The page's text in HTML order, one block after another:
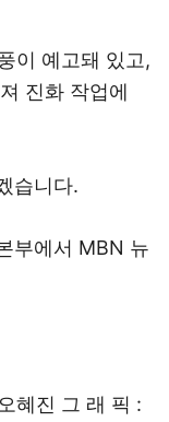
이 예고돼 있고,
진화 작업에
습니다.
부에서 MBN 뉴
혜진 그 래 픽 :